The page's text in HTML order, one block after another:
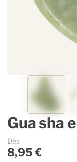
Lavande Aspic
Parfums
Savons
Accessoires
Contenants
Accessoires
Sélection
Espace Pro
Gua sha
Dès
8,95 €